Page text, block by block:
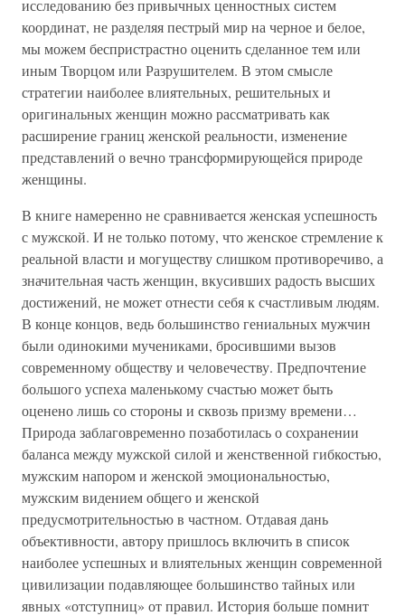
исследованию без привычных ценностных систем
координат, не разделяя пестрый мир на черное и белое,
мы можем беспристрастно оценить сделанное тем или
иным Творцом или Разрушителем. В этом смысле
стратегии наиболее влиятельных, решительных и
оригинальных женщин можно рассматривать как
расширение границ женской реальности, изменение
представлений о вечно трансформирующейся природе
женщины.
В книге намеренно не сравнивается женская успешность
с мужской. И не только потому, что женское стремление к
реальной власти и могуществу слишком противоречиво, а
значительная часть женщин, вкусивших радость высших
достижений, не может отнести себя к счастливым людям.
В конце концов, ведь большинство гениальных мужчин
были одинокими мучениками, бросившими вызов
современному обществу и человечеству. Предпочтение
большого успеха маленькому счастью может быть
оценено лишь со стороны и сквозь призму времени…
Природа заблаговременно позаботилась о сохранении
баланса между мужской силой и женственной гибкостью,
мужским напором и женской эмоциональностью,
мужским видением общего и женской
предусмотрительностью в частном. Отдавая дань
объективности, автору пришлось включить в список
наиболее успешных и влиятельных женщин современной
цивилизации подавляющее большинство тайных или
явных «отступниц» от правил. История больше помнит